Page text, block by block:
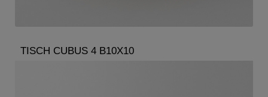
TISCH CUBUS 4 B10X10